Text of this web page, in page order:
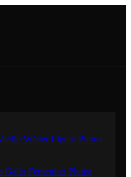
WélterLigero Pluma
Gallo Femenino Pluma